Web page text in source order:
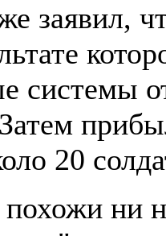
заявил,
системы
20
ни